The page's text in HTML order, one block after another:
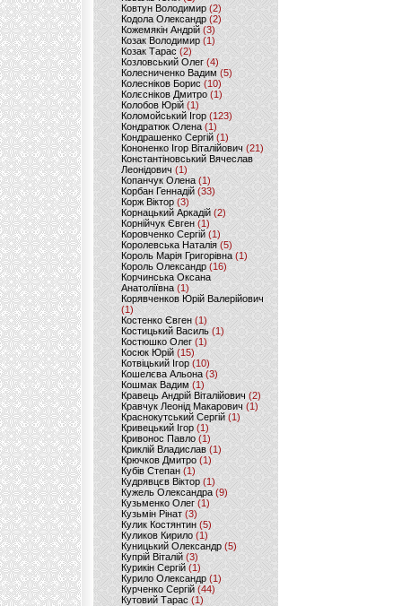
Ковтун Володимир (2)
Кодола Олександр (2)
Кожемякін Андрій (3)
Козак Володимир (1)
Козак Тарас (2)
Козловський Олег(4)
Колесниченко Вадим (5)
Колесніков Борис (10)
Колєсніков Дмитро (1)
Колобов Юрій (1)
Коломойський Ігор (123)
Кондратюк Олена(1)
Кондрашенко Сергій (1)
Кононенко Ігор Віталійович (21)
Константіновський Вячеслав
Леонідович (1)
Копанчук Олена (1)
Корбан Геннадій (33)
Корж Віктор (3)
Корнацький Аркадій (2)
Корнійчук Євген (1)
Коровченко Сергій (1)
Королевська Наталія(5)
Король Марія Григорівна (1)
Король Олександр (16)
Корчинська Оксана
Анатоліївна (1)
Корявченков Юрій Валерійович
(1)
Костенко Євген (1)
Костицький Василь (1)
Костюшко Олег (1)
Косюк Юрій (15)
Котвіцький Ігор (10)
Кошелєва Альона(3)
Кошмак Вадим (1)
Кравець Андрій Віталійович (2)
Кравчук Леонід Макарович (1)
Краснокутський Сергій (1)
Кривецький Ігор (1)
Кривонос Павло (1)
Криклій Владислав (1)
Крючков Дмитро(1)
Кубів Степан(1)
Кудрявцєв Віктор (1)
Кужель Олександра (9)
Кузьменко Олег (1)
Кузьмін Рінат(3)
Кулик Костянтин(5)
Куликов Кирило (1)
Куницький Олександр (5)
Купрій Віталій (3)
Курикін Сергій(1)
Курило Олександр (1)
Курченко Сергій (44)
Кутовий Тарас (1)